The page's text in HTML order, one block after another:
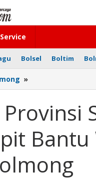
Bolsel Boltim
»
DLH
Sulut
Dr
Limi
Mokodompit
Warga
Terdampak
Provinsi
Bantu